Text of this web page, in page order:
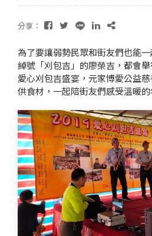
分享：
為了要讓弱勢民眾和街友們也能一
綽號「刈包吉」的廖榮吉，都會
愛心刈包吉盛宴，元家博愛公益
供食材，一起陪街友們感受溫暖的